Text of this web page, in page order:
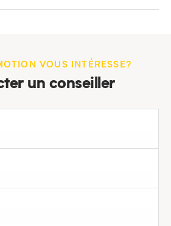
VOUS INTÉRESSE?
un conseiller